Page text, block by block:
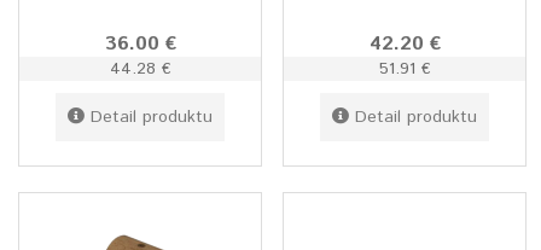
36.00 €
44.28 €
Detail produktu
42.20 €
51.91 €
Detail produktu